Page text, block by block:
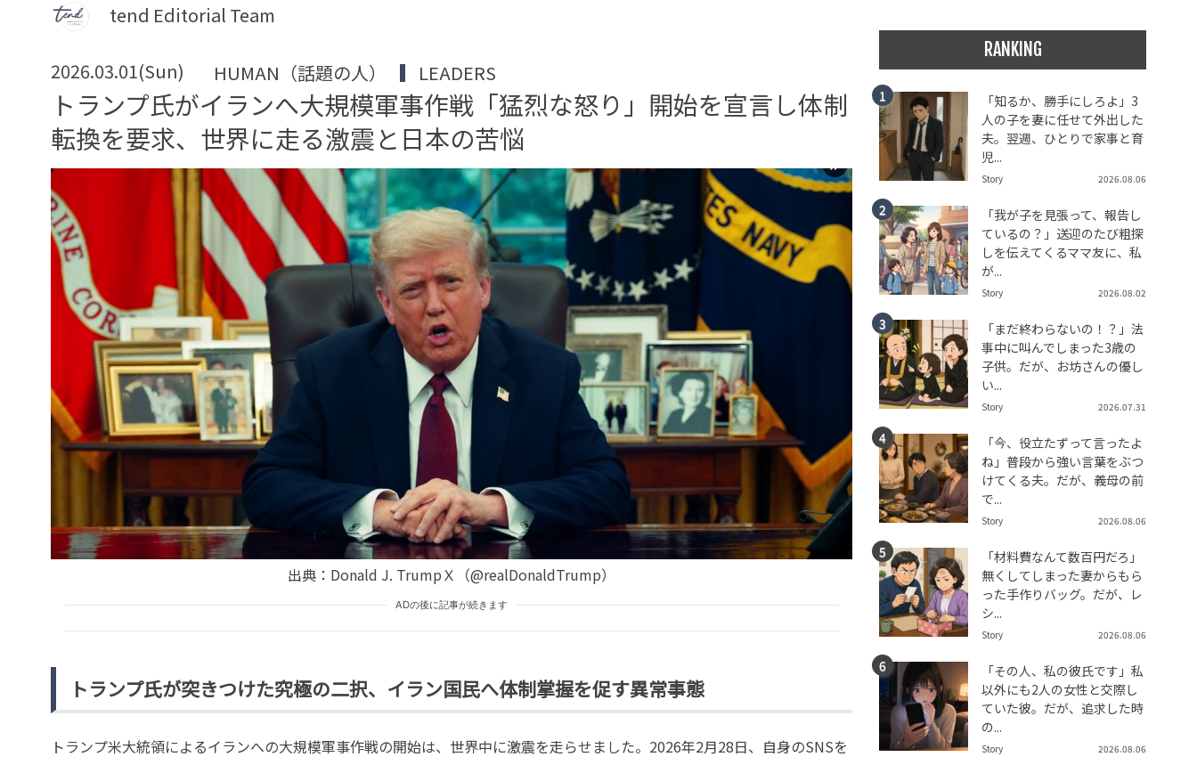
tend Editorial Team
2026.03.01(Sun) HUMAN（話題の人） LEADERS
トランプ氏がイランへ大規模軍事作戦「猛烈な怒り」開始を宣言し体制
転換を要求、世界に走る激震と日本の苦悩
出典：Donald J. TrumpＸ（@realDonaldTrump）
ADの後に記事が続きます
トランプ氏が突きつけた究極の二択、イラン国民へ体制掌握を促す異常事態
トランプ米大統領によるイランへの大規模軍事作戦の開始は、世界中に激震を走らせました。2026年2月28日、自身のSNSを
RANKING
「知るか、勝手にしろよ」3
人の子を妻に任せて外出した
夫。翌週、ひとりで家事と育
児...
Story 2026.08.06
「我が子を見張って、報告し
ているの？」送迎のたび粗探
しを伝えてくるママ友に、私
が...
Story 2026.08.02
「まだ終わらないの！？」法
事中に叫んでしまった3歳の
子供。だが、お坊さんの優し
い...
Story 2026.07.31
「今、役立たずって言ったよ
ね」普段から強い言葉をぶつ
けてくる夫。だが、義母の前
で...
Story 2026.08.06
「材料費なんて数百円だろ」
無くしてしまった妻からもら
った手作りバッグ。だが、レ
シ...
Story 2026.08.06
「その人、私の彼氏です」私
以外にも2人の女性と交際し
ていた彼。だが、追求した時
の...
Story 2026.08.06